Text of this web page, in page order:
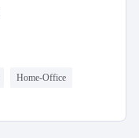
Home-Office